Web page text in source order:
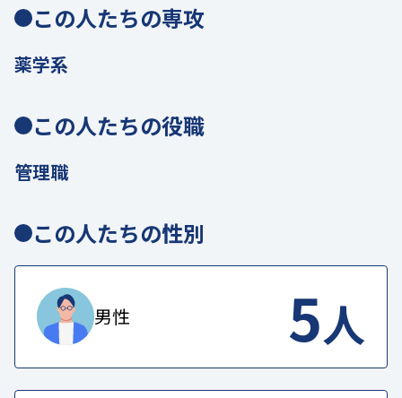
この人たちの専攻
薬学系
この人たちの役職
管理職
この人たちの性別
男性 5人